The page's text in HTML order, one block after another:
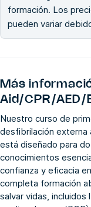
formación. Los
pueden variar
Más
Aid/CPR/AED/
Nuestro curso de
desfibrilación externa
está diseñado para
conocimientos
confianza y eficacia
completa formación
salvar vidas, incluidos